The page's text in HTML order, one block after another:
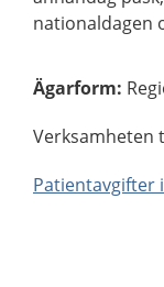
nationaldagen
Ägarform:
Verksamheten
Patientavgifter